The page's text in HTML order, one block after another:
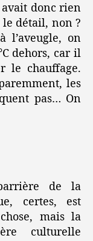
avait donc rien
détail, non ?
l’aveugle, on
dehors, car il
le chauffage.
les
pas… On
de la
certes, est
mais la
culturelle